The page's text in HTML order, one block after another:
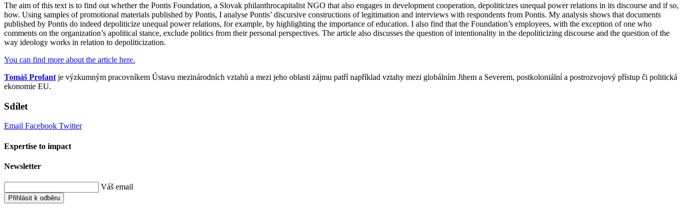
The aim of this text is to find out whether the Pontis Foundation, a Slovak philanthrocapitalist NGO that also engages in development cooperation, depoliticizes unequal power relations in its discourse and if so,
how. Using samples of promotional materials published by Pontis, I analyse Pontis’ discursive constructions of legitimation and interviews with respondents from Pontis. My analysis shows that documents
published by Pontis do indeed depoliticize unequal power relations, for example, by highlighting the importance of education. I also find that the Foundation’s employees, with the exception of one who
comments on the organization’s apolitical stance, exclude politics from their personal perspectives. The article also discusses the question of intentionality in the depoliticizing discourse and the question of the
way ideology works in relation to depoliticization.
You can find more about the article here.
Tomáš Profant je výzkumným pracovníkem Ústavu mezinárodních vztahů a mezi jeho oblasti zájmu patří například vztahy mezi globálním Jihem a Severem, postkoloniální a postrozvojový přístup či politická
ekonomie EU.
Sdílet
Email Facebook Twitter
Expertise to impact
Newsletter
Váš email
Přihlásit k odběru